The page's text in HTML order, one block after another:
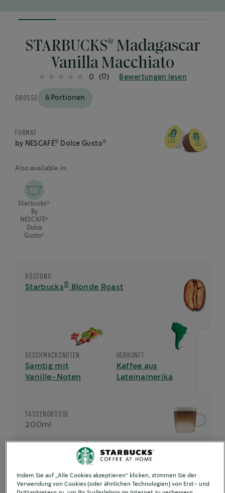
20%
STARBUCKS® Madagascar
Vanilla Macchiato
GRÖSSE 6 Portionen
0 (0) Bewertungen lesen
FORMAT
by NESCAFÉ® Dolce Gusto®
Also available in:
Starbucks®
By
NESCAFÉ®
Dolce
Gusto®
RÖSTUNG
Starbucks®Blonde Roast
GESCHMACKSNOTEN
Samtig mit
Vanille-Noten
HERKUNFT
Kaffee aus
Lateinamerika
TASSENGRÖSSE
200ml
Siehe Zutaten & Nährwertinformationen
Indem Sie auf „Alle Cookies akzeptieren“ klicken, stimmen Sie der
Verwendung von Cookies (oder ähnlichen Technologien) von Erst- und